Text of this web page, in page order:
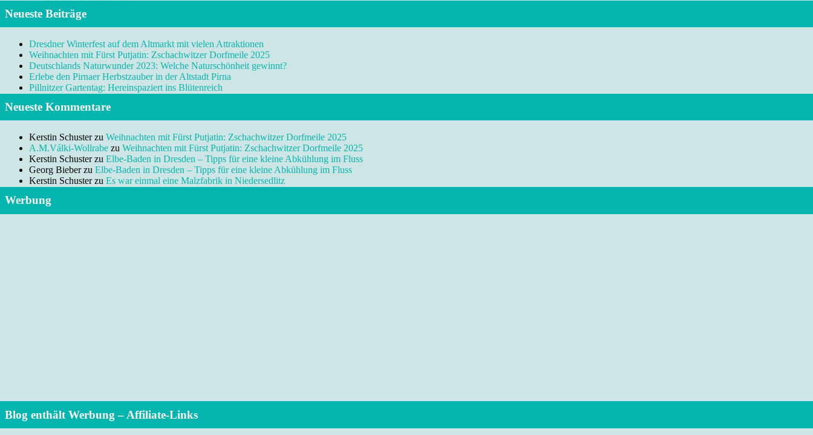
Neueste Beiträge
Dresdner Winterfest auf dem Altmarkt mit vielen Attraktionen
Weihnachten mit Fürst Putjatin: Zschachwitzer Dorfmeile 2025
Deutschlands Naturwunder 2023: Welche Naturschönheit gewinnt?
Erlebe den Pirnaer Herbstzauber in der Altstadt Pirna
Pillnitzer Gartentag: Hereinspaziert ins Blütenreich
Neueste Kommentare
Kerstin Schusterzu Weihnachten mit Fürst Putjatin: Zschachwitzer Dorfmeile 2025
A.M.Válki-Wollrabe zu Weihnachten mit Fürst Putjatin: Zschachwitzer Dorfmeile 2025
Kerstin Schusterzu Elbe-Baden in Dresden – Tipps für eine kleine Abkühlung im Fluss
Georg Bieberzu Elbe-Baden in Dresden – Tipps für eine kleine Abkühlung im Fluss
Kerstin Schusterzu Es war einmal eine Malzfabrik in Niedersedlitz
Werbung
Blog enthält Werbung – Affiliate-Links